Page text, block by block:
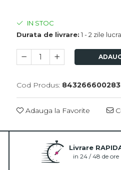
IN STOC
Durata de livrare: 1 - 2 zile
Cod Produs:
Adauga la Favorite
Livrare
in 24 / 48 de ore